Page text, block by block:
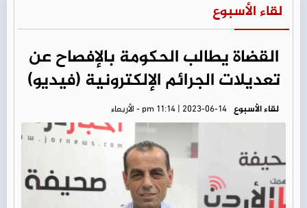
لقاء الأسبوع
القضاة يطالب الحكومة بالإفصاح عن
تعديلات الجرائم الإلكترونية (فيديو)
لقاء الأسبوع pm 11:14 | 2023-06-14 - الأربعاء